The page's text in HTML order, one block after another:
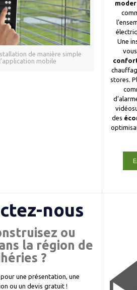
de manière simple
mobile
Une
stores.
des
nous
ou
la région de
?
une présentation, une
ou un devis gratuit !